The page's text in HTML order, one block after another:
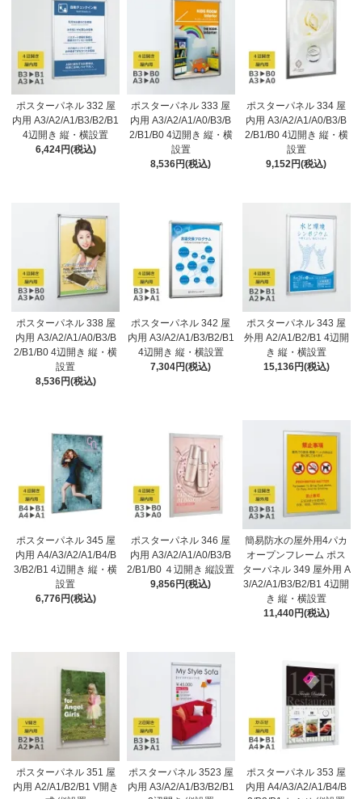
ポスターパネル 332 屋
内用 A3/A2/A1/B3/B2/B1
4辺開き 縦・横設置
6,424円(税込)
ポスターパネル 333 屋
内用 A3/A2/A1/A0/B3/B
2/B1/B0 4辺開き 縦・横
設置
8,536円(税込)
ポスターパネル 334 屋
内用 A3/A2/A1/A0/B3/B
2/B1/B0 4辺開き 縦・横
設置
9,152円(税込)
ポスターパネル 338 屋
内用 A3/A2/A1/A0/B3/B
2/B1/B0 4辺開き 縦・横
設置
8,536円(税込)
ポスターパネル 342 屋
内用 A3/A2/A1/B3/B2/B1
4辺開き 縦・横設置
7,304円(税込)
ポスターパネル 343 屋
外用 A2/A1/B2/B1 4辺開
き 縦・横設置
15,136円(税込)
ポスターパネル 345 屋
内用 A4/A3/A2/A1/B4/B
3/B2/B1 4辺開き 縦・横
設置
6,776円(税込)
ポスターパネル 346 屋
内用 A3/A2/A1/A0/B3/B
2/B1/B0 ４辺開き 縦設置
9,856円(税込)
簡易防水の屋外用4パカ
オープンフレーム ポス
ターパネル 349 屋外用 A
3/A2/A1/B3/B2/B1 4辺開
き 縦・横設置
11,440円(税込)
ポスターパネル 351 屋
内用 A2/A1/B2/B1 V開き
ポスターパネル 3523 屋
内用 A3/A2/A1/B3/B2/B1
ポスターパネル 353 屋
内用 A4/A3/A2/A1/B4/B